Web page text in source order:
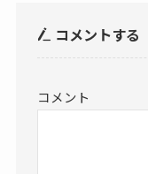
コメントする
コメント